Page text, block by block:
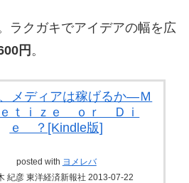
ラクガキでアイデアの幅を広
円。
メディアは稼げるか―Ｍ
ｅｔｉｚｅ ｏｒ Ｄｉ
ｅ ？[Kindle版]
posted with ヨメレバ
紀彦 東洋経済新報社 2013-07-22